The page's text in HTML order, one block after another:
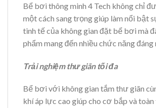
Bể bơi thông minh 4 Tech không chỉ
một cách sang trọng giúp làm nổi bật
tinh tế của không gian đặt bể bơi mà
phẩm mang đến nhiều chức năng
Trải nghiệm thư giãn tối đa
Bể bơi với không gian tắm thư giãn
khí áp lực cao giúp cho cơ bắp và